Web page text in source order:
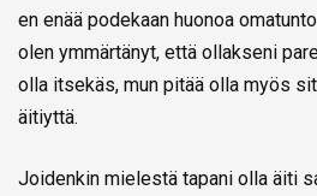
en enää podekaan huonoa
olen ymmärtänyt, että ollakseni
olla itsekäs, mun pitää olla myös
äitiyttä.
Joidenkin mielestä tapani olla äiti